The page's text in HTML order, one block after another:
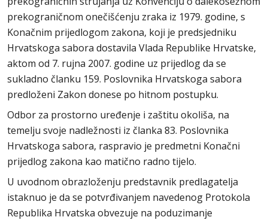
prekograničnom onečišćenju zraka iz 1979. godine, s
Konačnim prijedlogom zakona, koji je predsjedniku
Hrvatskoga sabora dostavila Vlada Republike Hrvatske,
aktom od 7. rujna 2007. godine uz prijedlog da se
sukladno članku 159. Poslovnika Hrvatskoga sabora
predloženi Zakon donese po hitnom postupku.
Odbor za prostorno uređenje i zaštitu okoliša, na
temelju svoje nadležnosti iz članka 83. Poslovnika
Hrvatskoga sabora, raspravio je predmetni Konačni
prijedlog zakona kao matično radno tijelo.
U uvodnom obrazloženju predstavnik predlagatelja
istaknuo je da se potvrđivanjem navedenog Protokola
Republika Hrvatska obvezuje na poduzimanje